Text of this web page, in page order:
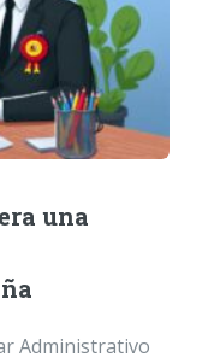
una
Administrativo